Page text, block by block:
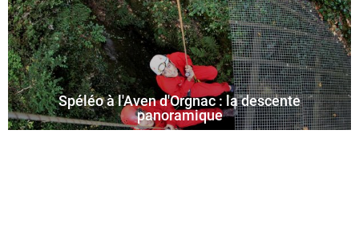
Spéléo à l'Aven d'Orgnac : la descente
panoramique